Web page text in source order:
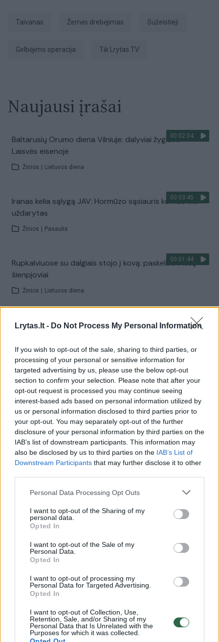
Lrytas.lt - Do Not Process My Personal Information
If you wish to opt-out of the sale, sharing to third parties, or
processing of your personal or sensitive information for
targeted advertising by us, please use the below opt-out
section to confirm your selection. Please note that after your
opt-out request is processed you may continue seeing
interest-based ads based on personal information utilized by
us or personal information disclosed to third parties prior to
your opt-out. You may separately opt-out of the further
disclosure of your personal information by third parties on the
IAB’s list of downstream participants. This information may
also be disclosed by us to third parties on the IAB’s List of
Downstream Participants that may further disclose it to other
Personal Data Processing Opt Outs
I want to opt-out of the Sharing of my
personal data.
Opted In
I want to opt-out of the Sale of my
Personal Data.
Opted In
I want to opt-out of processing my
Personal Data for Targeted Advertising.
Opted In
I want to opt-out of Collection, Use,
Retention, Sale, and/or Sharing of my
Personal Data that Is Unrelated with the
Purposes for which it was collected.
Taivanas žemės drebėjimas sužeistieji
gelbėjimo operacija tik Lrytas.TV
Naujausi įrašai
00:02:04
Baltarusių Orumo diena Vilniuje: dalyviai žygiavo
Laisvės eisenoje
Žinios Lietuvos diena
00:03:45
Iranas kelia sąlygą JAV: Hormūzo sąsiauris kol kas liks
uždarytas
Žinios Pasaulis
00:01:44
Rupkalviuose su dalgiais stojo į kovą: paskelbti Metų
šienpjoviai
Žinios Lietuvos diena
00:02:40
Danija stiprina gynybą: kariams teks tarnauti ilgiau
Visi įrašai
Žiūrimiausi įrašai
00:00:30
Vaizdai iš tragiškos avarijos Vilniaus r.: dviejų moterų ir
vaiko gyvybių išgelbėti nepavyko
00:00:57
Savaitės vidurys nusimato karštas: temperatūra kils iki
32 laipsnių šilumos
Žinios | Orai
V. Zalužno pasisakymą laiko bandymu įsitvirtinti
Ukrainos politikoje: jis yra neteisus